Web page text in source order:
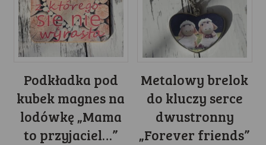
Podkładka pod
kubek magnes na
lodówkę „Mama
to przyjaciel…”
Metalowy brelok
do kluczy serce
dwustronny
„Forever friends”